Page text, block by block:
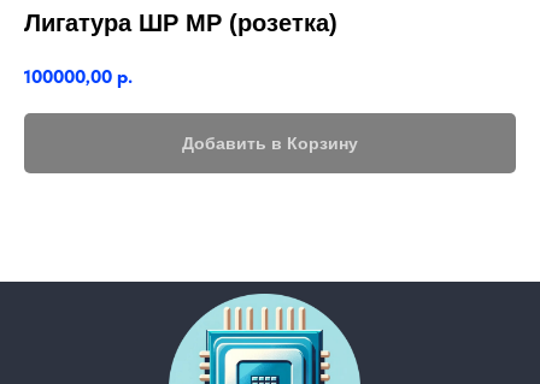
Лигатура ШР МР (розетка)
100000,00 р.
Добавить в Корзину
───────────────────
│
Каталог
Приватность FAQ